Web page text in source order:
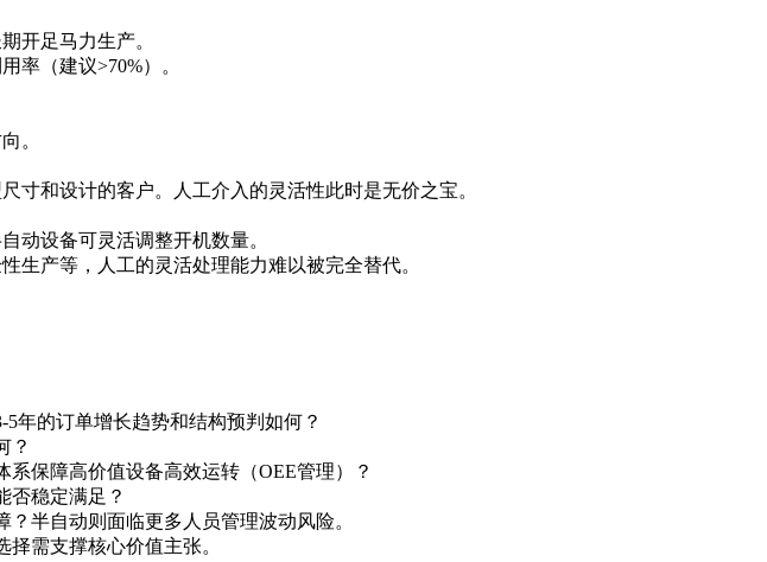
开足马力生产。
率（建议>70%）。
。
寸和设计的客户。人工介入的灵活性此时是无价之宝。
动设备可灵活调整开机数量。
生产等，人工的灵活处理能力难以被完全替代。
年的订单增长趋势和结构预判如何？
？
保障高价值设备高效运转（OEE管理）？
否稳定满足？
半自动则面临更多人员管理波动风险。
需支撑核心价值主张。